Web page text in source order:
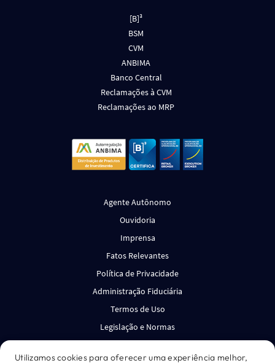
Utilizamos cookies para oferecer uma experiência melhor,
[B]³
BSM
CVM
ANBIMA
Banco Central
Reclamações à CVM
Reclamações ao MRP
Agente Autônomo
Ouvidoria
Imprensa
Fatos Relevantes
Política de Privacidade
Administração Fiduciária
Termos de Uso
Legislação e Normas